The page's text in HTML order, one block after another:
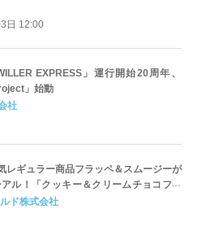
ール 8月6日(木)より順次スタート
日 12:00
EXPRESS」運行開始20周年、
」始動
社
レギュラー商品フラッペ＆スムージーが
ル！「クッキー＆クリームチョコフラ
ースムージー」8月5日（水）から販売
ド株式会社